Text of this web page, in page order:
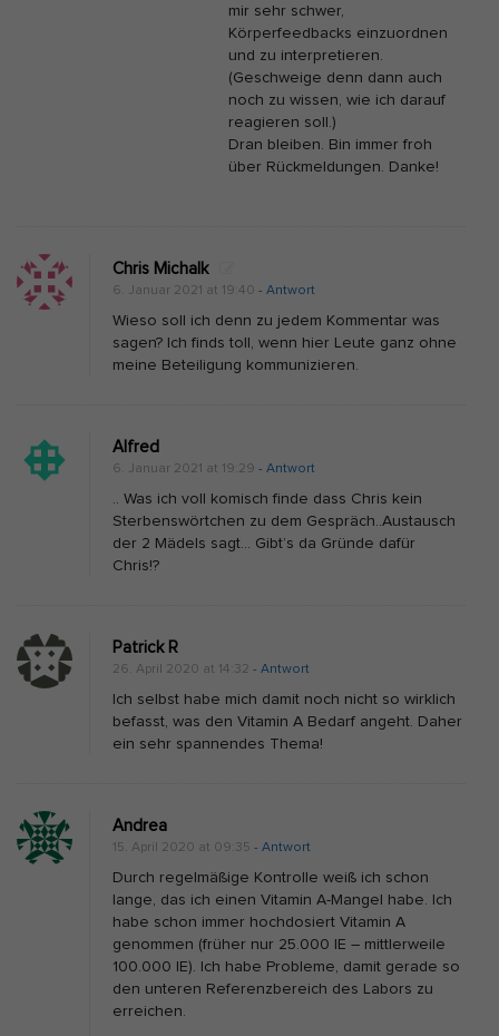
mir sehr schwer,
Körperfeedbacks einzuordnen
und zu interpretieren.
(Geschweige denn dann auch
noch zu wissen, wie ich darauf
reagieren soll.)
Dran bleiben. Bin immer froh
über Rückmeldungen. Danke!
Chris Michalk
6. Januar 2021 at 19:40 - Antwort
Wieso soll ich denn zu jedem Kommentar was
sagen? Ich finds toll, wenn hier Leute ganz ohne
meine Beteiligung kommunizieren.
Alfred
6. Januar 2021 at 19:29 - Antwort
.. Was ich voll komisch finde dass Chris kein
Sterbenswörtchen zu dem Gespräch..Austausch
der 2 Mädels sagt… Gibt’s da Gründe dafür
Chris!?
Patrick R
26. April 2020 at 14:32 - Antwort
Ich selbst habe mich damit noch nicht so wirklich
befasst, was den Vitamin A Bedarf angeht. Daher
ein sehr spannendes Thema!
Andrea
15. April 2020 at 09:35 - Antwort
Durch regelmäßige Kontrolle weiß ich schon
lange, das ich einen Vitamin A-Mangel habe. Ich
habe schon immer hochdosiert Vitamin A
genommen (früher nur 25.000 IE – mittlerweile
100.000 IE). Ich habe Probleme, damit gerade so
den unteren Referenzbereich des Labors zu
erreichen.